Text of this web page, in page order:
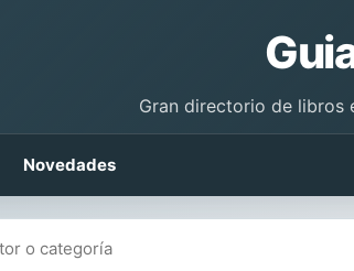
Gran directorio de libros
Novedades